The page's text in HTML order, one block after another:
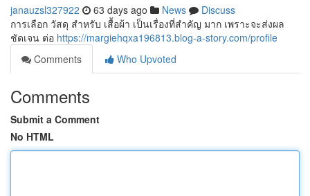
janauzsl327922 63 days ago News
Discuss
การเลือก วัสดุ สำหรับ เสื้อผ้า เป็นเรื่องที่สำคัญ มาก เพราะจะส่งผล
ชัดเจน ต่อ https://margiehqxa196813.blog-a-story.com/profile
Comments
Who Upvoted
Comments
Submit a Comment
No HTML